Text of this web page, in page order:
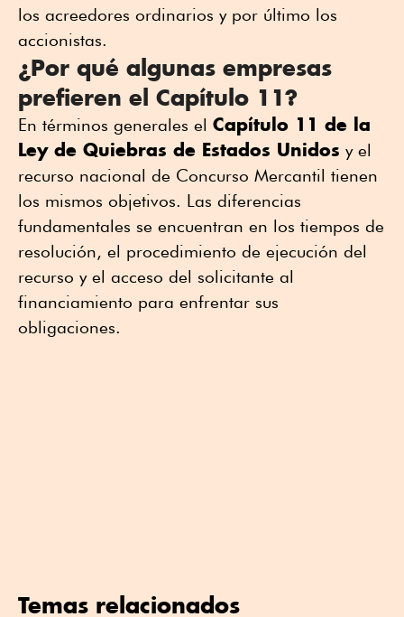
los acreedores ordinarios y por último los
accionistas.
¿Por qué algunas empresas
prefieren el Capítulo 11?
En términos generales el Capítulo 11 de la
Ley de Quiebras de Estados Unidos y el
recurso nacional de Concurso Mercantil tienen
los mismos objetivos. Las diferencias
fundamentales se encuentran en los tiempos de
resolución, el procedimiento de ejecución del
recurso y el acceso del solicitante al
financiamiento para enfrentar sus
obligaciones.
Temas relacionados